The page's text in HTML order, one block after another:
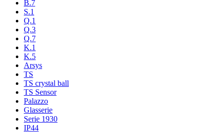
B.7
S.1
Q.1
Q.3
Q.7
K.1
K.5
Arsys
TS
TS crystal ball
TS Sensor
Palazzo
Glasserie
Serie 1930
IP44